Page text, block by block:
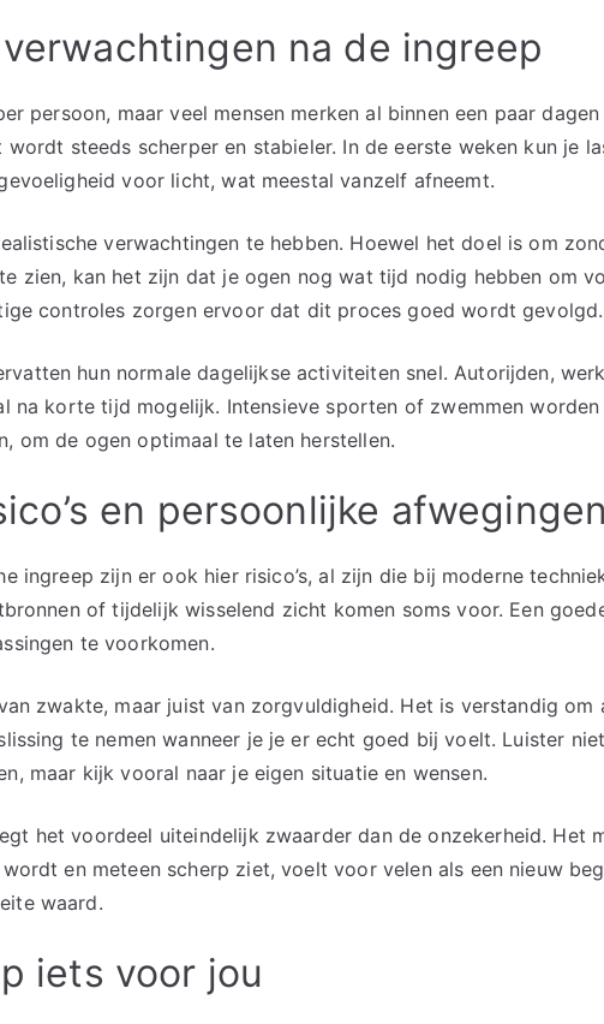
na de ingreep
persoon, maar veel mensen merken al binnen een paar
steeds scherper en stabieler. In de eerste weken kun je
voor licht, wat meestal vanzelf afneemt.
verwachtingen te hebben. Hoewel het doel is om
zien, kan het zijn dat je ogen nog wat tijd nodig hebben om
controles zorgen ervoor dat dit proces goed wordt gevolgd.
hun normale dagelijkse activiteiten snel. Autorijden,
na korte tijd mogelijk. Intensieve sporten of zwemmen worden
om de ogen optimaal te laten herstellen.
en persoonlijke afwegingen
ingreep zijn er ook hier risico’s, al zijn die bij moderne
of tijdelijk wisselend zicht komen soms voor. Een
te voorkomen.
zwakte, maar juist van zorgvuldigheid. Het is verstandig om
te nemen wanneer je je er echt goed bij voelt. Luister
maar kijk vooral naar je eigen situatie en wensen.
het voordeel uiteindelijk zwaarder dan de onzekerheid. Het
en meteen scherp ziet, voelt voor velen als een nieuw
waard.
iets voor jou